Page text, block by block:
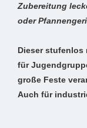
Zubereitung
oder
Dieser stufenlos
für
große Feste
Auch für